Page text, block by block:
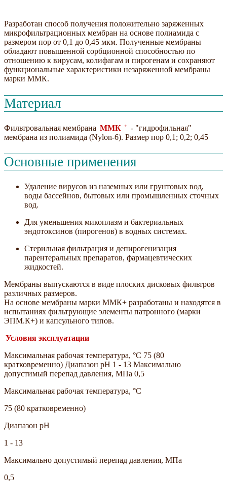
Разработан способ получения положительно заряженных
микрофильтрационных мембран на основе полиамида с
размером пор от 0,1 до 0,45 мкм. Полученные мембраны
обладают повышенной сорбционной способностью по
отношению к вирусам, колифагам и пирогенам и сохраняют
функциональные характеристики незаряженной мембраны
марки ММК.
Материал
Фильтровальная мембрана ММК + - "гидрофильная"
мембрана из полиамида (Nylon-6). Размер пор 0,1; 0,2; 0,45
Основные применения
Удаление вирусов из наземных или грунтовых вод,
воды бассейнов, бытовых или промышленных сточных
вод.
Для уменьшения микоплазм и бактериальных
эндотоксинов (пирогенов) в водных системах.
Стерильная фильтрация и депирогенизация
парентеральных препаратов, фармацевтических
жидкостей.
Мембраны выпускаются в виде плоских дисковых фильтров
различных размеров.
На основе мембраны марки ММК+ разработаны и находятся в
испытаниях фильтрующие элементы патронного (марки
ЭПМ.К+) и капсульного типов.
Условия эксплуатации
Максимальная рабочая температура, °С 75 (80
кратковременно) Диапазон pH 1 - 13 Максимально
допустимый перепад давления, МПа 0,5
Максимальная рабочая температура, °С
75 (80 кратковременно)
Диапазон pH
1 - 13
Максимально допустимый перепад давления, МПа
0,5